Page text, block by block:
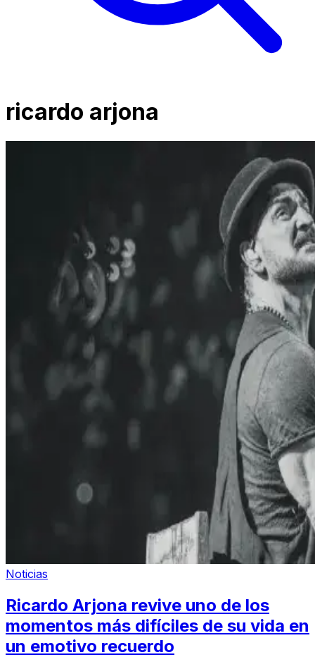
ricardo arjona
Noticias
Ricardo Arjona revive uno de los
momentos más difíciles de su vida en
un emotivo recuerdo